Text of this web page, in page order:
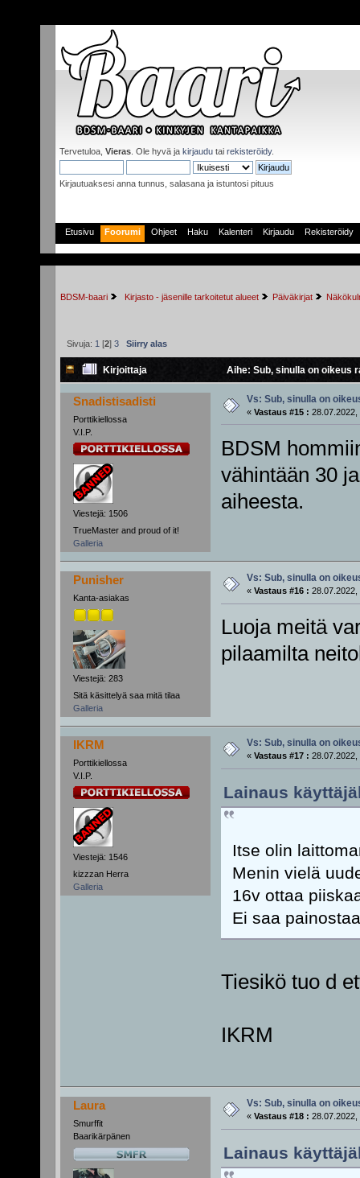
Tervetuloa, Vieras . Ole hyvä ja kirjaudu tai rekisteröidy.
Kirjautuaksesi anna tunnus, salasana ja istuntosi pituus
Etusivu Foorumi Ohjeet Haku Kalenteri Kirjaudu Rekisteröidy
BDSM-baari Kirjasto - jäsenille tarkoitetut alueet Päiväkirjat
Sivuja: 1 [2] 3 Siirry alas
Kirjoittaja Aihe: Sub, sinulla on oikeus
Snadistisadisti
Porttikiellossa
V.I.P.
Viestejä: 1506
TrueMaster and proud of it!
Galleria
Vs: Sub, sinulla on
« Vastaus #15 : 28.07.2022,
BDSM
vähintään 30
aiheesta.
Punisher
Kanta-asiakas
Viestejä: 283
Sitä käsittelyä saa mitä tilaa
Galleria
Vs: Sub, sinulla on
« Vastaus #16 : 28.07.2022,
Luoja meitä
pilaamilta
IKRM
Porttikiellossa
V.I.P.
Viestejä: 1546
kizzzan Herra
Galleria
Vs: Sub, sinulla on
« Vastaus #17 : 28.07.2022,
Lainaus
Itse olin
Menin vielä
16v ottaa
Ei saa
Tiesikö tuo d
IKRM
Laura
Smurffit
Baarikärpänen
Vs: Sub, sinulla on
« Vastaus #18 : 28.07.2022,
Lainaus